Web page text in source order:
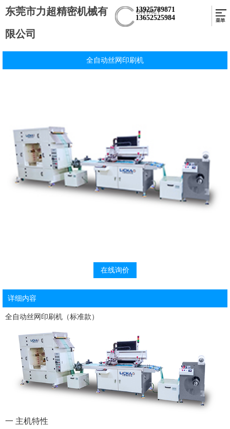
东莞市力超精密机械有
限公司
13925789871
13652525984
全自动丝网印刷机
在线询价
详细内容
全自动丝网印刷机（标准款）
一 主机特性